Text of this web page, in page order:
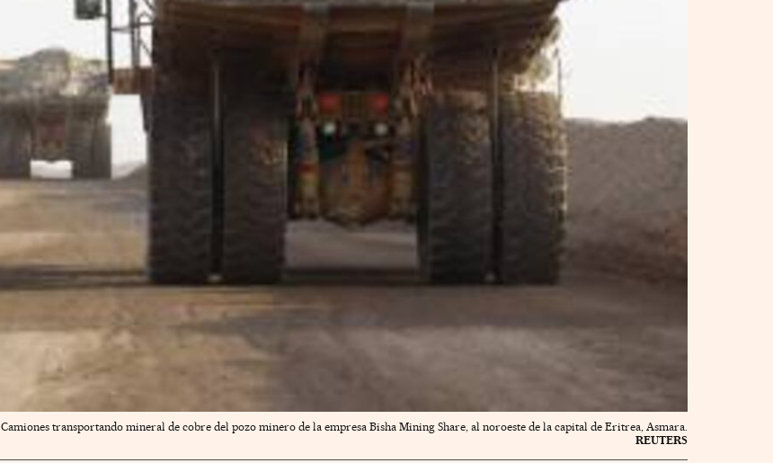
Camiones transportando mineral de cobre del pozo minero de la empresa Bisha Mining Share, al noroeste de la capital de Eritrea, Asmara.
REUTERS